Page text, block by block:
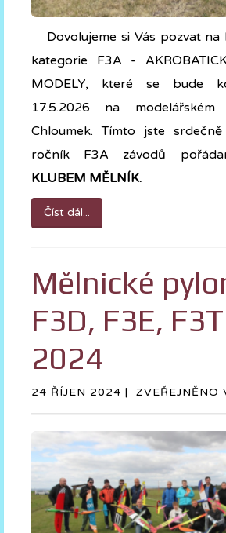
Dovolujeme si Vás pozvat
kategorie F3A -
MODELY, které se bude
17.5.2026 na
Chloumek. Tímto jste
ročník F3A závodů
KLUBEM MĚLNÍK.
Číst dál...
Mělnické
F3D, F3E, F3T
2024
24 ŘÍJEN 2024 | ZVEŘEJNĚNO